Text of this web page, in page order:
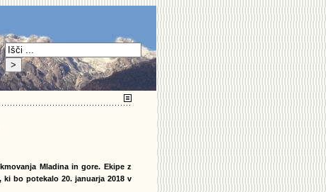
Mladina in gore. Ekipe z
bo potekalo 20. januarja 2018 v